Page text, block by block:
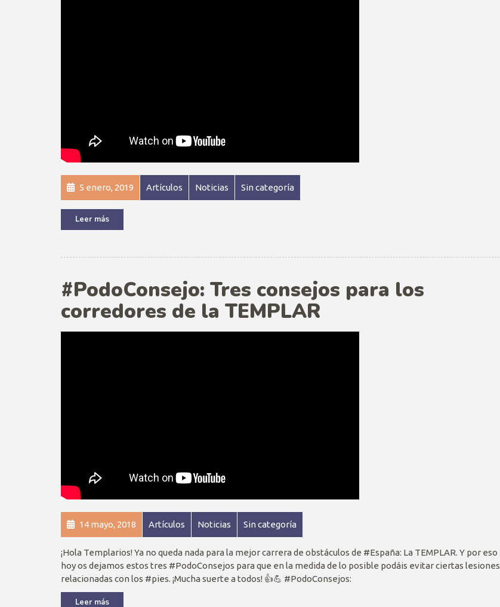
5 enero, 2019 Artículos Noticias Sin categoría
Leer más
#PodoConsejo: Tres consejos para los
corredores de la TEMPLAR
14 mayo, 2018 Artículos Noticias Sin categoría
¡Hola Templarios! Ya no queda nada para la mejor carrera de obstáculos de #España: La TEMPLAR. Y por eso
hoy os dejamos estos tres #PodoConsejos para que en la medida de lo posible podáis evitar ciertas lesiones
relacionadas con los #pies. ¡Mucha suerte a todos! 👍💪 #PodoConsejos:
Leer más